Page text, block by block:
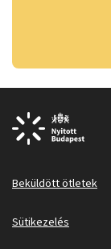
Beküldött ötletek
Sütikezelés